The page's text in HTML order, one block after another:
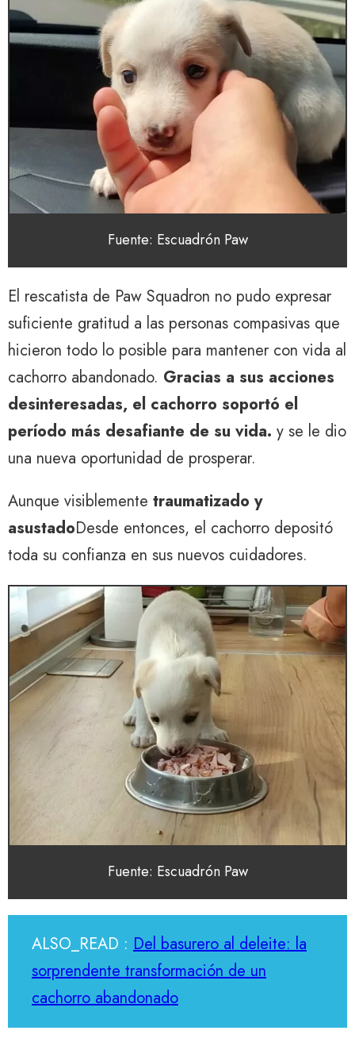
Fuente: Escuadrón Paw
El rescatista de Paw Squadron no pudo expresar
suficiente gratitud a las personas compasivas que
hicieron todo lo posible para mantener con vida al
cachorro abandonado. Gracias a sus acciones
desinteresadas, el cachorro soportó el
período más desafiante de su vida. y se le dio
una nueva oportunidad de prosperar.
Aunque visiblemente traumatizado y
asustadoDesde entonces, el cachorro depositó
toda su confianza en sus nuevos cuidadores.
Fuente: Escuadrón Paw
ALSO_READ : Del basurero al deleite: la
sorprendente transformación de un
cachorro abandonado